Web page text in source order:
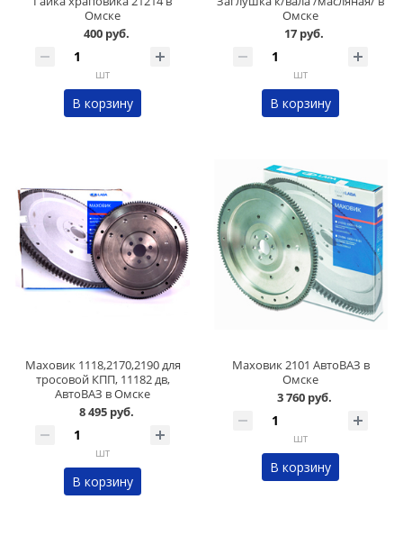
Омске
400 руб.
шт
В корзину
Омске
17 руб.
шт
В корзину
Маховик 1118,2170,2190 для
тросовой КПП, 11182 дв,
АвтоВАЗ в Омске
8 495 руб.
шт
В корзину
Маховик 2101 АвтоВАЗ в
Омске
3 760 руб.
шт
В корзину